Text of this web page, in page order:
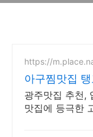
https://
아구찜맛집
로 골라먹을
광주맛집 추천,
맛집에 등극한